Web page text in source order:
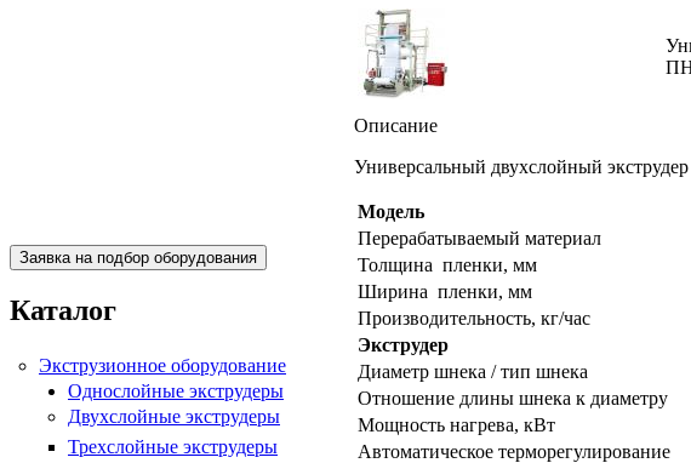
Каталог
Экструзионное оборудование
Однослойные экструдеры
Двухслойные экструдеры
Трехслойные экструдеры
Описание
Универсальный двухслойный
Модель
Перерабатываемый материал
Толщина пленки, мм
Ширина пленки, мм
Производительность, кг/час
Экструдер
Диаметр шнека / тип шнека
Отношение длины шнека к диаметру
Мощность нагрева, кВт
Автоматическое терморегулирование